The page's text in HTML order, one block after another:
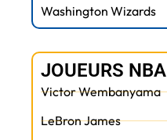
Washington Wizards
JOUEURS NBA
Victor Wembanyama
LeBron James